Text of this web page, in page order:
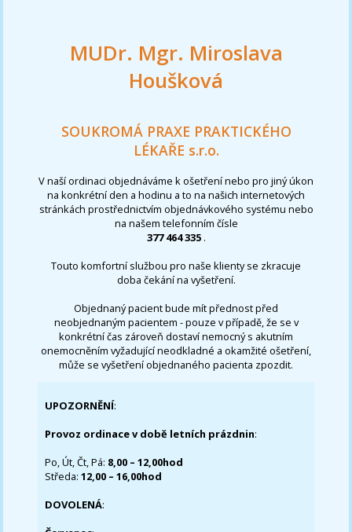
MUDr. Mgr. Miroslava
Houšková
SOUKROMÁ PRAXE PRAKTICKÉHO
LÉKAŘE s.r.o.
V naší ordinaci objednáváme k ošetření nebo pro jiný úkon
na konkrétní den a hodinu a to na našich internetových
stránkách prostřednictvím objednávkového systému nebo
na našem telefonním čísle
377 464 335 .
Touto komfortní službou pro naše klienty se zkracuje
doba čekání na vyšetření.
Objednaný pacient bude mít přednost před
neobjednaným pacientem - pouze v případě, že se v
konkrétní čas zároveň dostaví nemocný s akutním
onemocněním vyžadující neodkladné a okamžité ošetření,
může se vyšetření objednaného pacienta zpozdit.
UPOZORNĚNÍ:
Provoz ordinace v době letních prázdnin:
Po, Út, Čt, Pá: 8,00 – 12,00hod
Středa:12,00 – 16,00hod
DOVOLENÁ: